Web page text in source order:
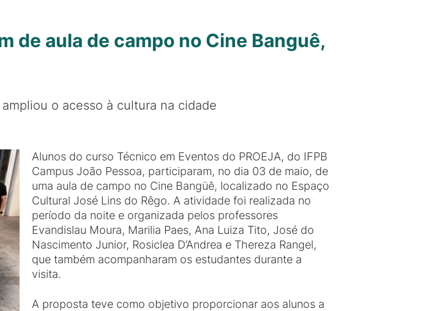
de aula de campo no Cine Banguê,
o acesso à cultura na cidade
Alunos do curso Técnico em Eventos do PROEJA, do IFPB
Campus João Pessoa, participaram, no dia 03 de maio, de
uma aula de campo no Cine Bangüê, localizado no Espaço
Cultural José Lins do Rêgo. A atividade foi realizada no
período da noite e organizada pelos professores
Evandislau Moura, Marilia Paes, Ana Luiza Tito, José do
Nascimento Junior, Rosiclea D’Andrea e Thereza Rangel,
que também acompanharam os estudantes durante a
visita.
A proposta teve como objetivo proporcionar aos alunos a